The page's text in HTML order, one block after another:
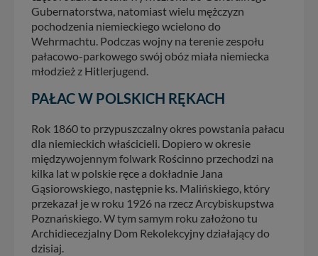
Gubernatorstwa, natomiast wielu mężczyzn
pochodzenia niemieckiego wcielono do
Wehrmachtu. Podczas wojny na terenie zespołu
pałacowo-parkowego swój obóz miała niemiecka
młodzież z Hitlerjugend.
PAŁAC W POLSKICH RĘKACH
Rok 1860 to przypuszczalny okres powstania pałacu
dla niemieckich właścicieli. Dopiero w okresie
międzywojennym folwark Rościnno przechodzi na
kilka lat w polskie ręce a dokładnie Jana
Gąsiorowskiego, następnie ks. Malińskiego, który
przekazał je w roku 1926 na rzecz Arcybiskupstwa
Poznańskiego. W tym samym roku założono tu
Archidiecezjalny Dom Rekolekcyjny działający do
dzisiaj.